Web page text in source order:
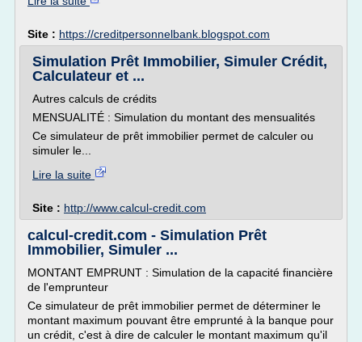
Site : https://creditpersonnelbank.blogspot.com
Simulation Prêt Immobilier, Simuler Crédit,
Calculateur et ...
Autres calculs de crédits
MENSUALITÉ : Simulation du montant des mensualités
Ce simulateur de prêt immobilier permet de calculer ou
simuler le...
Lire la suite
Site : http://www.calcul-credit.com
calcul-credit.com - Simulation Prêt
Immobilier, Simuler ...
MONTANT EMPRUNT : Simulation de la capacité financière
de l'emprunteur
Ce simulateur de prêt immobilier permet de déterminer le
montant maximum pouvant être emprunté à la banque pour
un crédit, c'est à dire de calculer le montant maximum qu'il